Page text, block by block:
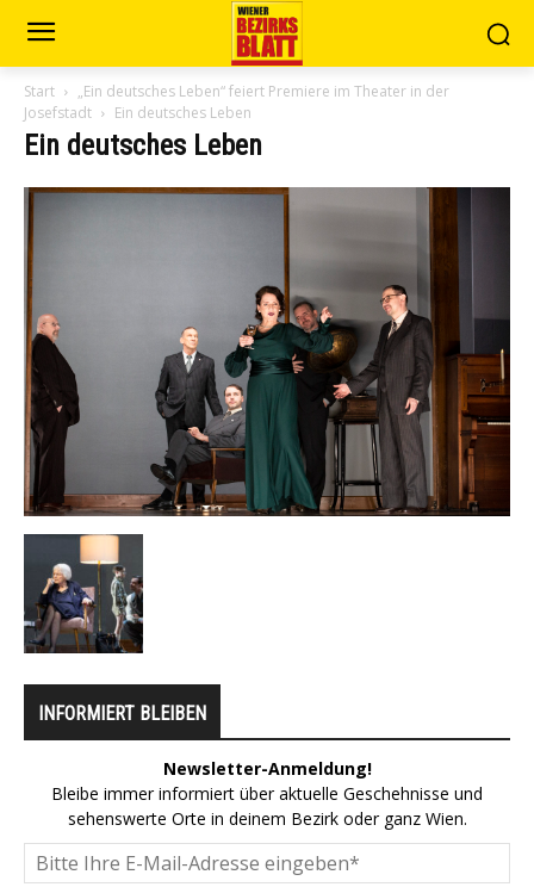
Start
„Ein deutsches Leben“ feiert Premiere im Theater in der
Josefstadt
Ein deutsches Leben
Ein deutsches Leben
INFORMIERT BLEIBEN
Newsletter-Anmeldung!
Bleibe immer informiert über aktuelle Geschehnisse und
sehenswerte Orte in deinem Bezirk oder ganz Wien.